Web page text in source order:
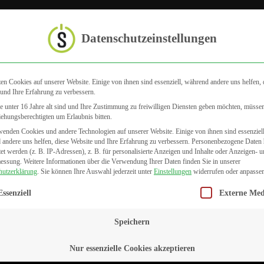
fits your
nulla non metus auctor fringilla.
Datenschutzeinstellungen
Cookies auf unserer Website. Einige von ihnen sind essenziell, während andere uns helfen,
Ihre Erfahrung zu verbessern.
unter 16 Jahre alt sind und Ihre Zustimmung zu freiwilligen Diensten geben möchten,
um Erlaubnis bitten.
Cookies und andere Technologien auf unserer Website. Einige von ihnen sind
andere uns helfen, diese Website und Ihre Erfahrung zu verbessern. Personenbezogene Daten
werden (z. B. IP-Adressen), z. B. für personalisierte Anzeigen und Inhalte oder Anzeigen-
Weitere Informationen über die Verwendung Ihrer Daten finden Sie in unserer
. Sie können Ihre Auswahl jederzeit unter Einstellungen widerrufen oder
eine Liste der Service-Gruppen, für die eine Einwilligung erteilt
Externe
Speichern
Nur essenzielle Cookies akzeptieren